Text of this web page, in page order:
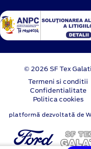
© 2026 SF Tex Galati
Termeni si conditii
Confidentialitate
Politica cookies
platformă dezvoltată de